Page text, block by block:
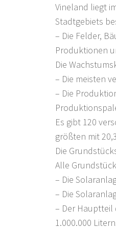
Vineland liegt
Stadtgebiets
– Die Felder,
Produktionen
Die
– Die meisten
– Die
Es gibt 120
größten mit
Die
Alle
– Die
– Die
– Der Hauptteil
1.000.000